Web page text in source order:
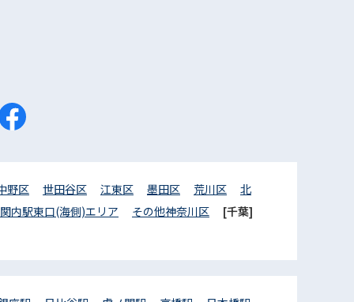
野区 世田谷区 江東区 墨田区 荒川区
北
関内駅東口(海側)エリア その他神奈川区
[千葉]